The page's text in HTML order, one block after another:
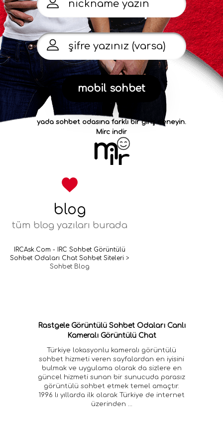
yada sohbet odasına farklı bir giriş deneyin.
Mirc indir
blog
tüm blog yazıları burada
IRCAsk.Com - IRC Sohbet Görüntülü
Sohbet Odaları Chat Sohbet Siteleri >
Sohbet Blog
Rastgele Görüntülü Sohbet Odaları Canlı
Kameralı Görüntülü Chat
Türkiye lokasyonlu kameralı görüntülü
sohbet hizmeti veren sayfalardan en iyisini
bulmak ve uygulama olarak da sizlere en
güncel hizmeti sunan bir sunucuda parasız
görüntülü sohbet etmek temel amaçtır.
1996 lı yıllarda ilk olarak Türkiye de internet
üzerinden ...